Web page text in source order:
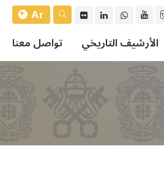
Ar
الأرشيف التاريخي تواصل معنا